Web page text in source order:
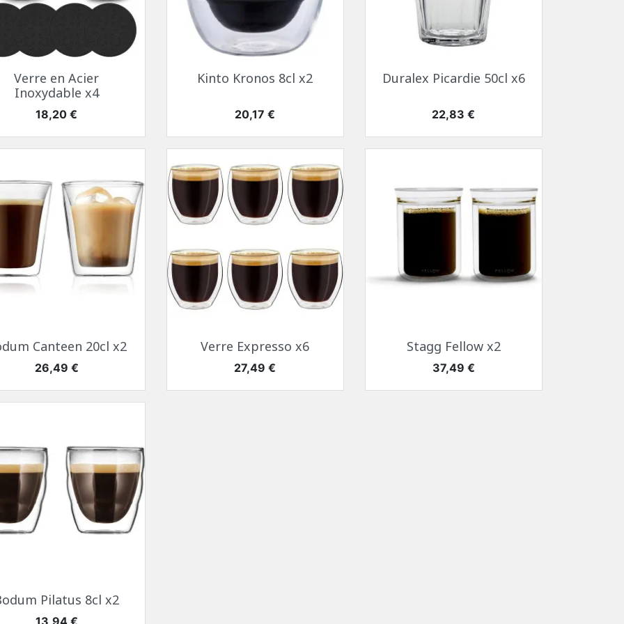
Aperçu rapide
Verre en Acier
Inoxydable x4
Prix
18,20 €
Aperçu rapide
Kinto Kronos 8cl x2
Prix
20,17 €
Aperçu rapide
Duralex Picardie 50cl x6
Prix
22,83 €
Aperçu rapide
Canteen 20cl x2
Prix
26,49 €
Aperçu rapide
Verre Expresso x6
Prix
27,49 €
Aperçu rapide
Stagg Fellow x2
Prix
37,49 €
Aperçu rapide
Pilatus 8cl x2
Prix
13,94 €